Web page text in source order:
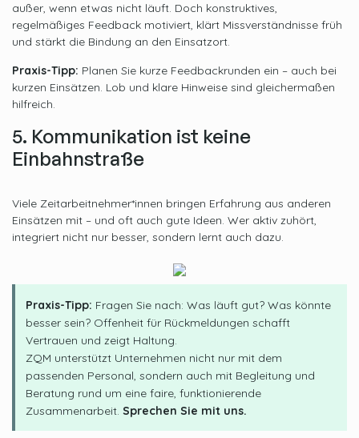
außer, wenn etwas nicht läuft. Doch konstruktives,
regelmäßiges Feedback motiviert, klärt Missverständnisse früh
und stärkt die Bindung an den Einsatzort.
Praxis-Tipp: Planen Sie kurze Feedbackrunden ein – auch bei
kurzen Einsätzen. Lob und klare Hinweise sind gleichermaßen
hilfreich.
5. Kommunikation ist keine
Einbahnstraße
Viele Zeitarbeitnehmer*innen bringen Erfahrung aus anderen
Einsätzen mit – und oft auch gute Ideen. Wer aktiv zuhört,
integriert nicht nur besser, sondern lernt auch dazu.
Praxis-Tipp: Fragen Sie nach: Was läuft gut? Was könnte
besser sein? Offenheit für Rückmeldungen schafft
Vertrauen und zeigt Haltung.
ZQM unterstützt Unternehmen nicht nur mit dem
passenden Personal, sondern auch mit Begleitung und
Beratung rund um eine faire, funktionierende
Zusammenarbeit.Sprechen Sie mit uns.